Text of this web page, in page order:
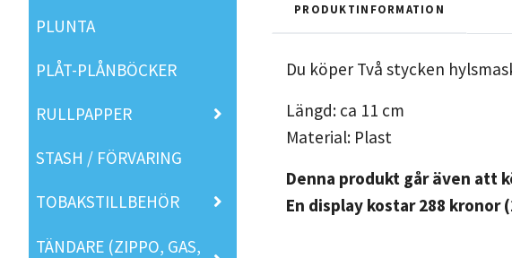
PLUNTA
PLÅT-PLÅNBÖCKER
RULLPAPPER
STASH / FÖRVARING
TOBAKSTILLBEHÖR
TÄNDARE (ZIPPO, GAS,
PRODUKTINFORMATION
Du köper Två stycken
Längd: ca 11 cm
Material: Plast
Denna produkt går även att
En display kostar 288 kronor